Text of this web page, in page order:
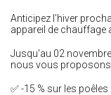
Anticipez l'hiver
appareil de chauffage
Jusqu'au 02
nous vous
✅ -15 % sur les